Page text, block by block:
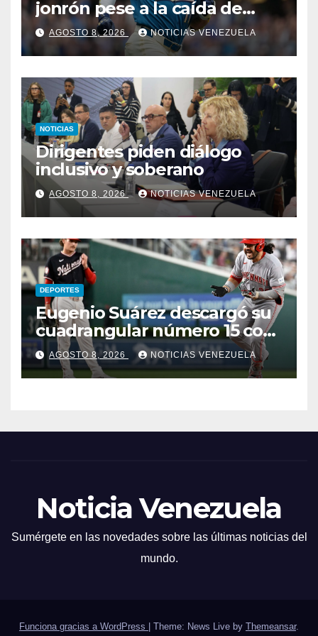
jonrón pese a la caída de
Milwaukee
AGOSTO 8, 2026 NOTICIAS VENEZUELA
NOTICIAS
Dirigentes piden diálogo
inclusivo y soberano
AGOSTO 8, 2026 NOTICIAS VENEZUELA
DEPORTES
Eugenio Suárez descargó su
cuadrangular número 15 con
los Rojos
AGOSTO 8, 2026 NOTICIAS VENEZUELA
Noticia Venezuela
Sumérgete en las novedades sobre las últimas noticias del
mundo.
Funciona gracias a WordPress Theme: News Live by Themeansar.